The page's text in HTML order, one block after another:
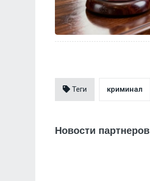
Теги криминал
Новости партнеров